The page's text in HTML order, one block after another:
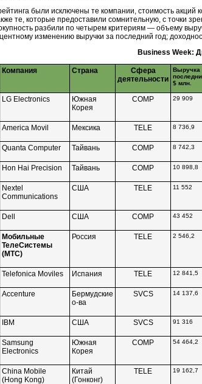
были исключены те компании, стоимость
те, которые предоставили сомнительную, с точки
разбили по четырем критериям — объему
изменению выручки за последний год;
Business Week:
Компания Страна
Сфера
деятельности
Выручка
$ млн.
LG Electronics
Южная
Корея
COMP 29 909
America Movil Мексика TELE 8 736,9
Quanta Computer Тайвань COMP 8 742,3
Hon Hai Precision Тайвань COMP 10 898,8
Nextel
Communications
США TELE 11 552
Dell США COMP 43 452
Мобильные
ТелеСистемы
(МТС)
Россия TELE 2 546,2
Telefonica Moviles Испания TELE 12 841,5
Accenture
Бермудские
о-ва
SVCS 14 137,6
IBM США SVCS 91 316
Samsung
Electronics
Южная
Корея
COMP 54 464,2
China Mobile
(Hong Kong)
Китай
(Гонконг)
TELE 19 162,7